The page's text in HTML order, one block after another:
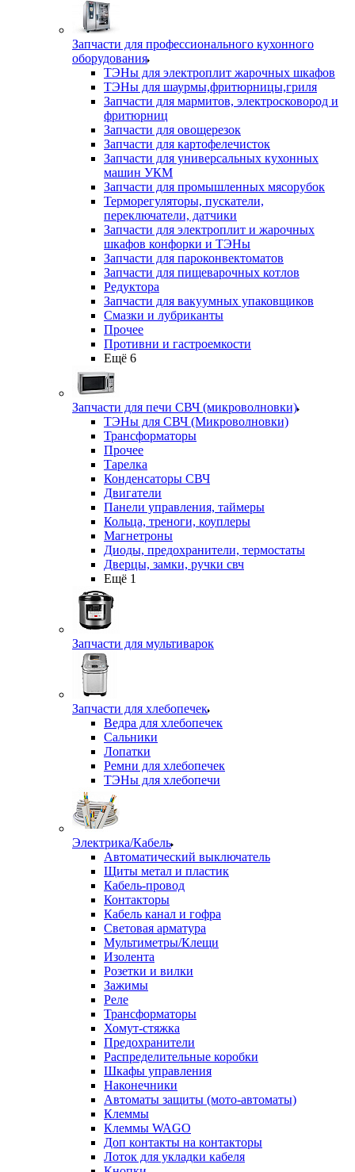
Запчасти для профессионального кухонного
оборудования
ТЭНы для электроплит жарочных шкафов
ТЭНы для шаурмы,фритюрницы,гриля
Запчасти для мармитов, электросковород и
фритюрниц
Запчасти для овощерезок
Запчасти для картофелечисток
Запчасти для универсальных кухонных
машин УКМ
Запчасти для промышленных мясорубок
Терморегуляторы, пускатели,
переключатели, датчики
Запчасти для электроплит и жарочных
шкафов конфорки и ТЭНы
Запчасти для пароконвектоматов
Запчасти для пищеварочных котлов
Редуктора
Запчасти для вакуумных упаковщиков
Смазки и лубриканты
Прочее
Противни и гастроемкости
Ещё 6
Запчасти для печи СВЧ (микроволновки)
ТЭНы для СВЧ (Микроволновки)
Трансформаторы
Прочее
Тарелка
Конденсаторы СВЧ
Двигатели
Панели управления, таймеры
Кольца, треноги, коуплеры
Магнетроны
Диоды, предохранители, термостаты
Дверцы, замки, ручки свч
Ещё 1
Запчасти для мультиварок
Запчасти для хлебопечек
Ведра для хлебопечек
Сальники
Лопатки
Ремни для хлебопечек
ТЭНы для хлебопечи
Электрика/Кабель
Автоматический выключатель
Щиты метал и пластик
Кабель-провод
Контакторы
Кабель канал и гофра
Световая арматура
Мультиметры/Клещи
Изолента
Розетки и вилки
Зажимы
Реле
Трансформаторы
Хомут-стяжка
Предохранители
Распределительные коробки
Шкафы управления
Наконечники
Автоматы защиты (мото-автоматы)
Клеммы
Клеммы WAGO
Доп контакты на контакторы
Лоток для укладки кабеля